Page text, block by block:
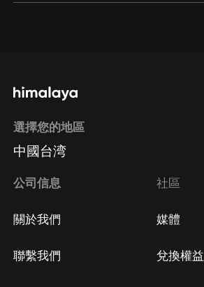
方法 Google Play取消訂閱方法
選擇您的地區
中國台湾
公司信息
關於我們
聯繫我們
社區
媒體
兌換權益